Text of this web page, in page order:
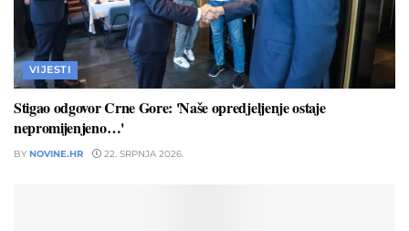
VIJESTI
Stigao odgovor Crne Gore: 'Naše opredjeljenje ostaje
nepromijenjeno…'
BY NOVINE.HR 22. SRPNJA 2026.